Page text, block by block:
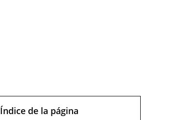
Índice de la página